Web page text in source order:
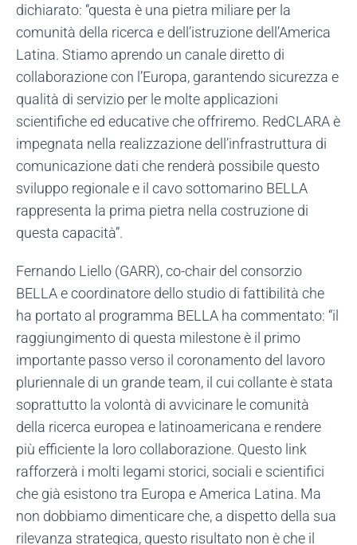
dichiarato: “questa è una pietra miliare per la
comunità della ricerca e dell’istruzione dell’America
Latina. Stiamo aprendo un canale diretto di
collaborazione con l’Europa, garantendo sicurezza e
qualità di servizio per le molte applicazioni
scientifiche ed educative che offriremo. RedCLARA è
impegnata nella realizzazione dell’infrastruttura di
comunicazione dati che renderà possibile questo
sviluppo regionale e il cavo sottomarino BELLA
rappresenta la prima pietra nella costruzione di
questa capacità”.
Fernando Liello (GARR), co-chair del consorzio
BELLA e coordinatore dello studio di fattibilità che
ha portato al programma BELLA ha commentato: “il
raggiungimento di questa milestone è il primo
importante passo verso il coronamento del lavoro
pluriennale di un grande team, il cui collante è stata
soprattutto la volontà di avvicinare le comunità
della ricerca europea e latinoamericana e rendere
più efficiente la loro collaborazione. Questo link
rafforzerà i molti legami storici, sociali e scientifici
che già esistono tra Europa e America Latina. Ma
non dobbiamo dimenticare che, a dispetto della sua
rilevanza strategica, questo risultato non è che il